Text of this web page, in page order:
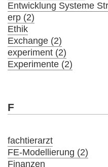
Entwicklung Systeme
erp (2)
Ethik
Exchange (2)
experiment (2)
Experimente (2)
F
fachtierarzt
FE-Modellierung (2)
Finanzen